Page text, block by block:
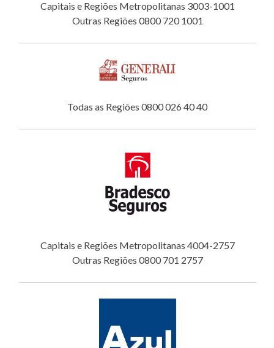
Capitais e Regiões Metropolitanas 3003-1001
Outras Regiões 0800 720 1001
Todas as Regiões 0800 026 40 40
Capitais e Regiões Metropolitanas 4004-2757
Outras Regiões 0800 701 2757